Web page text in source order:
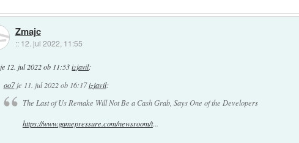
Zmajc
:: 12. jul 2022, 11:55
je 12. jul 2022 ob 11:53 izjavil:
oo7je 11. jul 2022 ob 16:17 izjavil:
The Last of Us Remake Will Not Be a Cash Grab, Says One of the Developers
https://www.gamepressure.com/newsroom/t...